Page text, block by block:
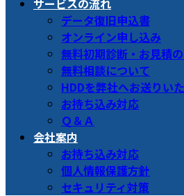
サービスの流れ
データ復旧申込書
オンライン申し込み
無料初期診断・お見積
無料相談について
HDDを弊社へお送りい
お持ち込み対応
Ｑ＆Ａ
会社案内
お持ち込み対応
個人情報保護方針
セキュリティ対策